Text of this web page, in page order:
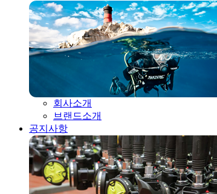
회사소개
브랜드소개
공지사항